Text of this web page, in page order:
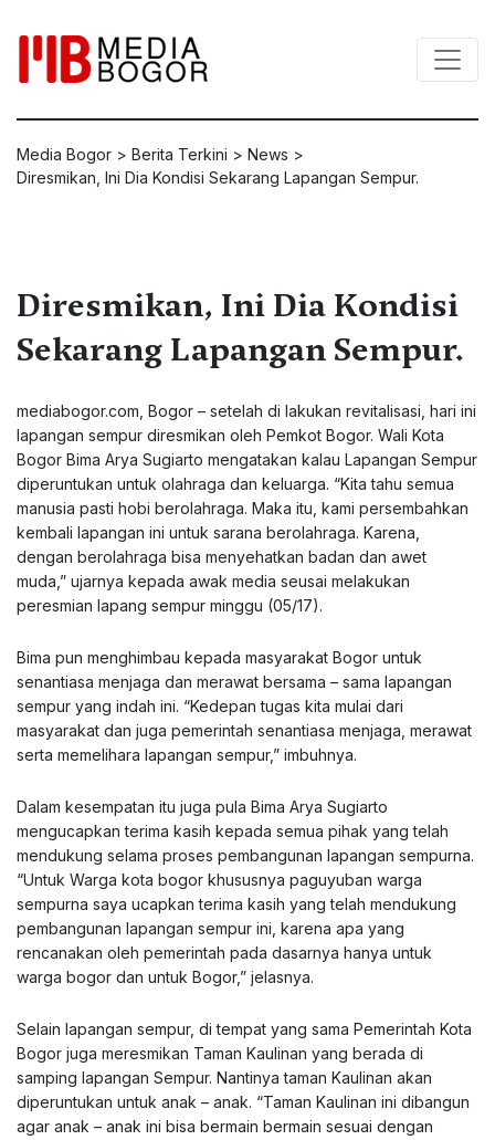
Media Bogor > Berita Terkini > News >
Diresmikan, Ini Dia Kondisi Sekarang Lapangan Sempur.
Diresmikan, Ini Dia Kondisi
Sekarang Lapangan Sempur.
mediabogor.com , Bogor – setelah di lakukan revitalisasi, hari ini
lapangan sempur diresmikan oleh Pemkot Bogor. Wali Kota
Bogor Bima Arya Sugiarto mengatakan kalau Lapangan Sempur
diperuntukan untuk olahraga dan keluarga. “Kita tahu semua
manusia pasti hobi berolahraga. Maka itu, kami persembahkan
kembali lapangan ini untuk sarana berolahraga. Karena,
dengan berolahraga bisa menyehatkan badan dan awet
muda,” ujarnya kepada awak media seusai melakukan
peresmian lapang sempur minggu (05/17).
Bima pun menghimbau kepada masyarakat Bogor untuk
senantiasa menjaga dan merawat bersama – sama lapangan
sempur yang indah ini. “Kedepan tugas kita mulai dari
masyarakat dan juga pemerintah senantiasa menjaga, merawat
serta memelihara lapangan sempur,” imbuhnya.
Dalam kesempatan itu juga pula Bima Arya Sugiarto
mengucapkan terima kasih kepada semua pihak yang telah
mendukung selama proses pembangunan lapangan sempurna.
“Untuk Warga kota bogor khususnya paguyuban warga
sempurna saya ucapkan terima kasih yang telah mendukung
pembangunan lapangan sempur ini, karena apa yang
rencanakan oleh pemerintah pada dasarnya hanya untuk
warga bogor dan untuk Bogor,” jelasnya.
Selain lapangan sempur, di tempat yang sama Pemerintah Kota
Bogor juga meresmikan Taman Kaulinan yang berada di
samping lapangan Sempur. Nantinya taman Kaulinan akan
diperuntukan untuk anak – anak. “Taman Kaulinan ini dibangun
agar anak – anak ini bisa bermain bermain sesuai dengan